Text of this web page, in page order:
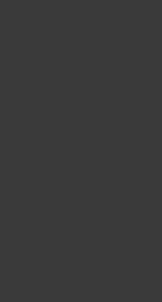
جوًا وبحرًا.
لنا، فهو
بفضل سرعته
حققت
وأن أحد
إلى أن عدد
كان مليوناً
هذا العام بلغ